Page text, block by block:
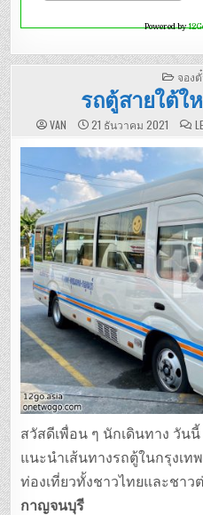
Powered by
IN
จอง
รถตู้สายใต้ใ
VAN 21 ธันวาคม 2021
สวัสดีเพื่อน ๆ นักเดินทาง วัน
แนะนำเส้นทางรถตู้ในกรุงเ
ท่องเที่ยวทั้งชาวไทยและชาว
กาญจนบุรี